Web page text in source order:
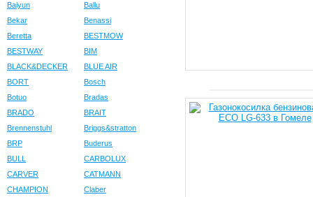
Baiyun
Ballu
Bekar
Benassi
Beretta
BESTMOW
BESTWAY
BIM
BLACK&DECKER
BLUE AIR
BORT
Bosch
Botuo
Bradas
BRADO
BRAIT
Brennenstuhl
Briggs&stratton
BRP
Buderus
BULL
CARBOLUX
CARVER
CATMANN
CHAMPION
Claber